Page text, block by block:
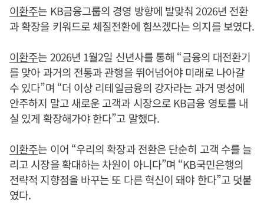
이환주는 KB금융그룹의 경영 방향에 발맞춰 2026년 전환
과 확장을 키워드로 체질전환에 힘쓰겠다는 의지를 보였다.
이환주는 2026년 1월2일 신년사를 통해 “금융의 대전환기
를 맞아 과거의 전통과 관행을 뛰어넘어야 미래로 나아갈
수 있다”며 “더 이상 리테일금융의 강자라는 과거 명성에
안주하지 말고 새로운 고객과 시장으로 KB금융 영토를 내
실 있게 확장해가야 한다”고 말했다.
이환주는 이어 “우리의 확장과 전환은 단순히 고객 수를 늘
리고 시장을 확대하는 차원이 아니다”며 “KB국민은행의
전략적 지향점을 바꾸는 또 다른 혁신이 돼야 한다”고 덧붙
였다.